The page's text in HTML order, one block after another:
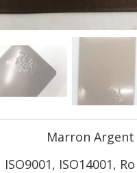
Marron Argent
ISO9001, ISO14001, Ro